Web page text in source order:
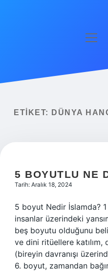
Yasal Uyarı
ETIKET: DÜNYA
5 BOYUTLU NE
Tarih: Aralık 18, 2024
5 boyut Nedir İslamda?
insanlar üzerindeki
beş boyutu olduğunu
ve dini ritüellere
(bireyin davranışı
6. boyut, zamandan